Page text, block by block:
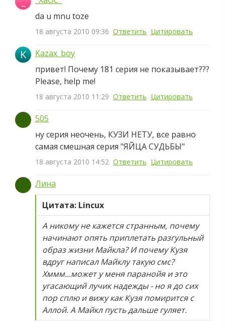
da u mnu toze
18 августа 2010 09:36 Ответить Цитировать
K
Kazax_boy
привет! Почему 181 серия не показывает???
Please, help me!
18 августа 2010 11:29 Ответить Цитировать
505
ну серия неочень, КУЗИ НЕТУ, все равно
самая смешная серия "ЯЙЦА СУДЬБЫ"
18 августа 2010 14:52 Ответить Цитировать
Лина
Цитата: Lincux
А никому не кажется странным, почему
начинают опять приплетать разгульный
образ жизни Майкла? И почему Кузя
вдруг написал Майклу такую смс?
Хммм...может у меня паранойя и это
угасающий лучик надежды - но я до сих
пор сплю и вижу как Кузя помирится с
Аллой. А Майкл пусть дальше гуляет.